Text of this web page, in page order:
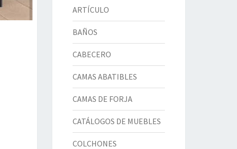
ARTÍCULO
BAÑOS
CABECERO
CAMAS ABATIBLES
CAMAS DE FORJA
CATÁLOGOS DE MUEBLES
COLCHONES